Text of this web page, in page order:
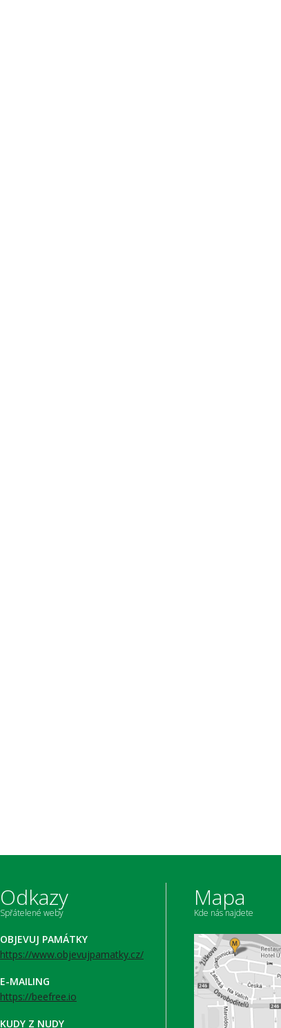
Odkazy
Spřátelené weby
OBJEVUJ PAMÁTKY
https://www.objevujpamatky.cz/
E-MAILING
https://beefree.io
KUDY Z NUDY
Mapa
Kde nás najdete